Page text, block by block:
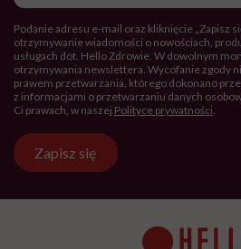
Podanie adresu e-mail oraz kliknięcie „Zapisz
otrzymywanie wiadomości o nowościach,
usługach dot. Hello Zdrowie. W dowolnym
otrzymywania newslettera. Wycofanie zgody
prawem przetwarzania, którego dokonano
z informacjami o przetwarzaniu danych
Ci prawach, w naszej Polityce prywatności.
Zapisz się